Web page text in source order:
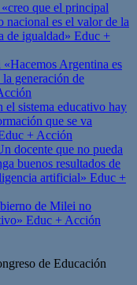
que el principal
nacional es el valor de la
de igualdad» Educ +
Argentina es
generación de
el sistema educativo hay
que se va
+ Acción
docente que no pueda
buenos resultados de
artificial» Educ +
de Milei no
Educ + Acción
de Educación